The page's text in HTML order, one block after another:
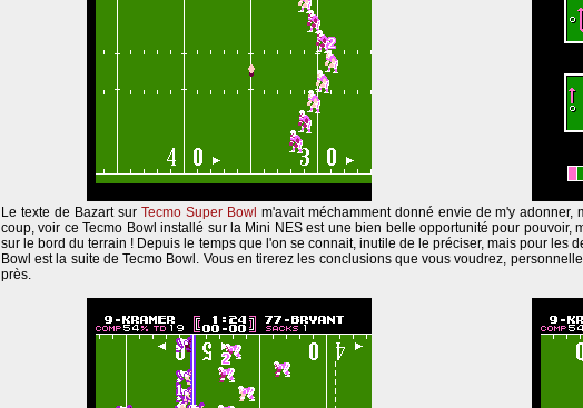
Le texte de Bazart sur Tecmo Super Bowl m'avait méchamment donné envie de m'y
coup, voir ce Tecmo Bowl installé sur la Mini NES est une bien belle opportunité pour pouvoir,
sur le bord du terrain ! Depuis le temps que l'on se connait, inutile de le préciser, mais pour les
Bowl est la suite de Tecmo Bowl. Vous en tirerez les conclusions que vous voudrez,
près.